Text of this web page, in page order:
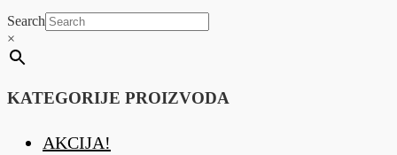
Search
×
KATEGORIJE PROIZVODA
AKCIJA!